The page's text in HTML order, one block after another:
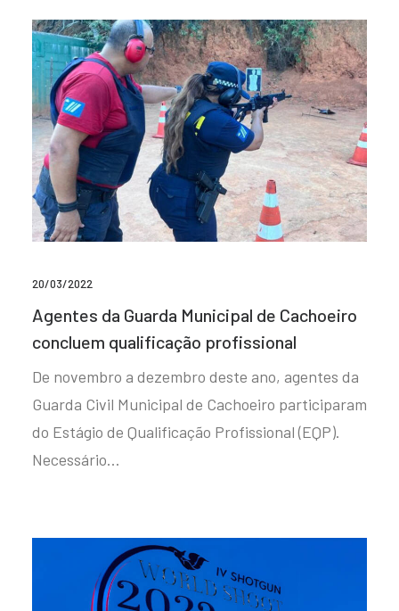
20/03/2022
Agentes da Guarda Municipal de Cachoeiro
concluem qualificação profissional
De novembro a dezembro deste ano, agentes da
Guarda Civil Municipal de Cachoeiro participaram
do Estágio de Qualificação Profissional (EQP).
Necessário…